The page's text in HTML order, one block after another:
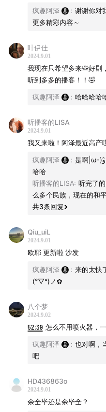
疯趣阿泽 : 谢谢你对
更多精彩内容～
叶伊佳
2024.9.01
我现在只希望多来些好剧
听到多多的播客！！🤣
疯趣阿泽 : 哈哈哈哈
听播客的LISA
2024.9.01
我又来啦！阿泽最近高产
疯趣阿泽 : 是啊|ω･)و ̑̑༉请叫我勤劳的小蜜蜂～哈哈哈
哈哈
听播客的LISA: 听完了
么多个民族，现在的和
共3条回复
Qiu_uiL
2024.9.01
欧耶 更新啦 沙发
疯趣阿泽 : 来的太快
(°▽°)ノ✿
八个梦
2024.9.02
52:39 怎么不用喷火器，
疯趣阿泽 : 也对啊，
吧
HD436863o
2024.9.01
余全毕还是余毕全？